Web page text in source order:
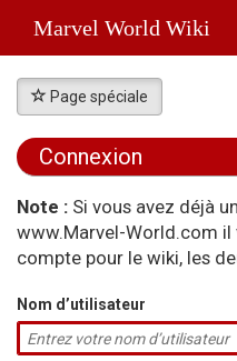
Marvel World Wiki
Page spéciale
Connexion
Note : Si vous avez déjà
www.Marvel-World.com il
compte pour le wiki, les
Nom d’utilisateur